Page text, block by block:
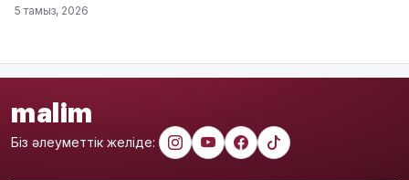
5 тамыз, 2026
malim
Біз әлеуметтік желіде: